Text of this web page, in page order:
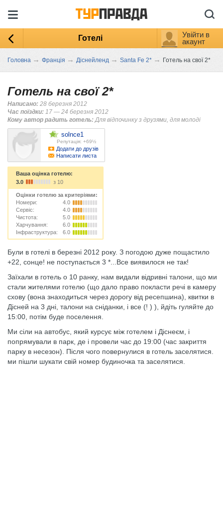
Готелі
Увійти в
акаунт
Головна → Франція → Діснейленд → Santa Fe 2* → Готель на свої 2*
Готель на свої 2*
Написано: 28 березня 2012
Час поїздки: 17 — 24 березня 2012
Кому автор радить готель: Для відпочинку з друзями, для молоді
solnce1
Репутація: +69½
Додати до друзів
Написати листа
Ваша оцінка готелю:
3.0
з 10
Оцінки готелю за критеріями:
Номери:
4.0
Сервіс:
4.0
Чистота:
5.0
Харчування:
6.0
Інфраструктура:
6.0
Були в готелі в березні 2012 року. З погодою дуже пощастило
+22, сонце! не поступається 3 *...Все виявилося не так!
Заїхали в готель о 10 ранку, нам видали відривні талони, що ми
стали жителями готелю (що дало право покласти речі в камеру
схову (вона знаходиться через дорогу від ресепшина), квитки в
Дісней на 3 дні, талони на сніданки, і все (! ) ), йдіть гуляйте до
15:00, потім буде поселення.
Ми сіли на автобус, який курсує між готелем і Діснеєм, і
попрямували в парк, де і провели час до 19:00 (час закриття
парку в несезон). Після чого повернулися в готель заселятися.
ми пішли шукати свій номер будиночка та заселятися.